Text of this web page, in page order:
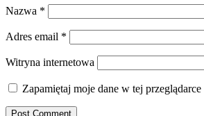
Nazwa *
Adres email *
Witryna internetowa
Zapamiętaj moje dane w tej